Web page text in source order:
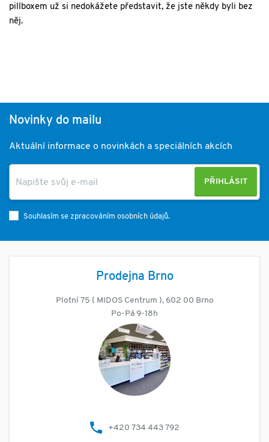
pillboxem už si nedokážete představit, že jste někdy byli bez
něj.
Novinky do mailu
Aktuální informace o novinkách a speciálních akcích
PŘIHLÁSIT
Souhlasím se zpracováním osobních údajů.
Prodejna Brno
Plotní 75 ( MIDOS Centrum ), 602 00 Brno
Po-Pá 9-18h
+420 734 443 792